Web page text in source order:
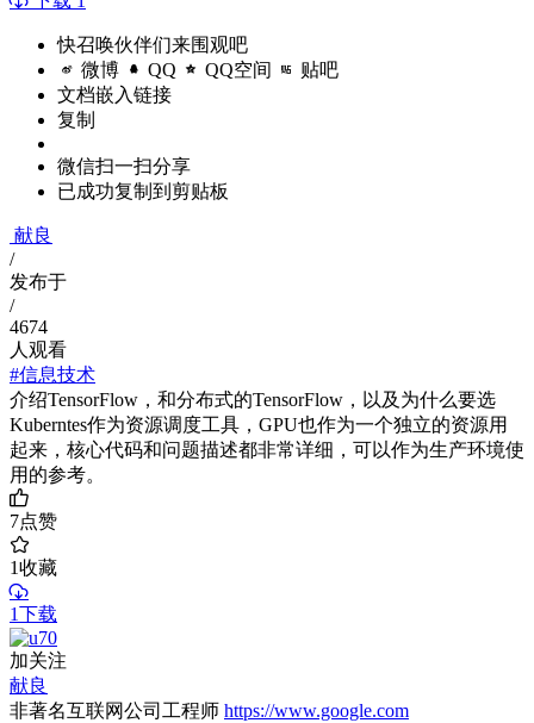
快召唤伙伴们来围观吧
微博 QQ QQ空间 贴吧
文档嵌入链接
复制
微信扫一扫分享
已成功复制到剪贴板
献良
/
发布于
/
4674
人观看
#信息技术
介绍TensorFlow，和分布式的TensorFlow，以及为什么要选
Kuberntes作为资源调度工具，GPU也作为一个独立的资源用
起来，核心代码和问题描述都非常详细，可以作为生产环境使
用的参考。
7点赞
1收藏
1下载
加关注
献良
非著名互联网公司工程师 https://www.google.com